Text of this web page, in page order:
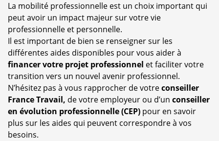
La mobilité professionnelle est un choix important qui
peut avoir un impact majeur sur votre vie
professionnelle et personnelle.
Il est important de bien se renseigner sur les
différentes aides disponibles pour vous aider à
financer votre projet professionnel et faciliter votre
transition vers un nouvel avenir professionnel.
N’hésitez pas à vous rapprocher de votreconseiller
France Travail, de votre employeur ou d’un conseiller
en évolution professionnelle (CEP) pour en savoir
plus sur les aides qui peuvent correspondre à vos
besoins.